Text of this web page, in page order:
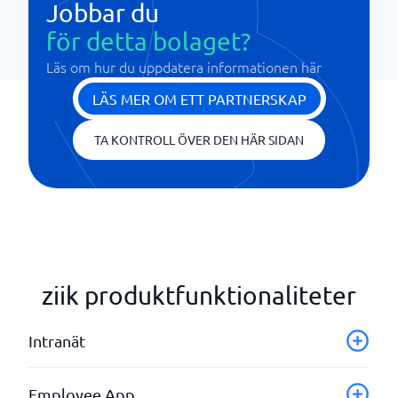
Jobbar du
för detta bolaget?
Läs om hur du uppdatera informationen här
LÄS MER OM ETT PARTNERSKAP
TA KONTROLL ÖVER DEN HÄR SIDAN
ziik produktfunktionaliteter
Intranät
Aktivitets- och nyhetsflöden
Employee App